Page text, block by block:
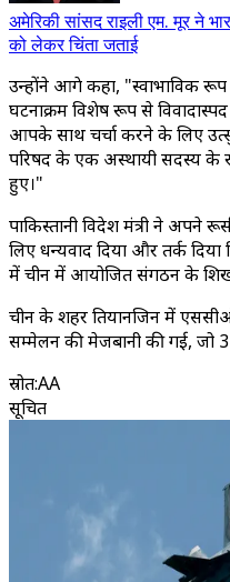
अमेरिकी सांसद राइली एम. मूर ने
को लेकर चिंता जताई
उन्होंने आगे कहा, "स्वाभाविक रूप
घटनाक्रम विशेष रूप से
आपके साथ चर्चा करने के लिए
परिषद के एक अस्थायी सदस्य के
हुए।"
पाकिस्तानी विदेश मंत्री ने अपने
लिए धन्यवाद दिया और तर्क
में चीन में आयोजित संगठन के
चीन के शहर तियानजिन में एससीओ
सम्मेलन की मेजबानी की गई, जो
स्रोत:AA
सूचित